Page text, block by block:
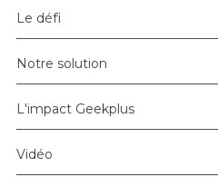
Le défi
Notre solution
L'impact Geekplus
Vidéo